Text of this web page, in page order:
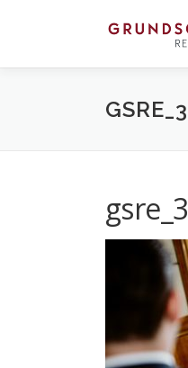
GSRE_3
gsre_3